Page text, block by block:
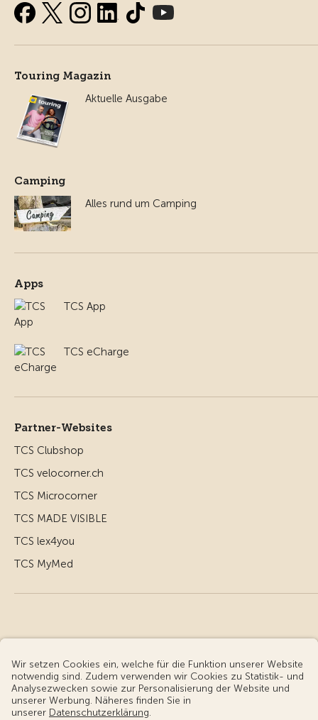
Touring Magazin
Aktuelle Ausgabe
Camping
Alles rund um Camping
Apps
TCS App
TCS eCharge
Partner-Websites
TCS Clubshop
TCS velocorner.ch
TCS Microcorner
TCS MADE VISIBLE
TCS lex4you
TCS MyMed